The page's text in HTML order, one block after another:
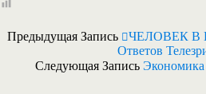
Предыдущая Запись
ЧЕЛОВЕК В
Ответов
Следующая Запись Экономика